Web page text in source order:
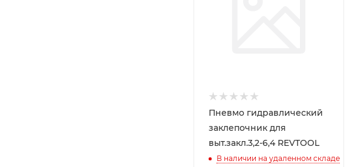
Пневмо гидравлический
заклепочник для
выт.закл.3,2-6,4 REVTOOL
В наличии на удаленном складе